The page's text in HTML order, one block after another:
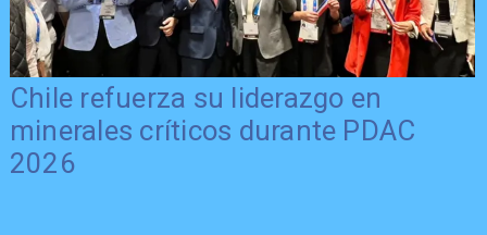
Chile refuerza su liderazgo en
minerales críticos durante PDAC
2026